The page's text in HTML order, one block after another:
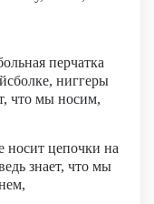
перчатка
ниггеры
что мы носим,
носит цепочки на
знает, что мы